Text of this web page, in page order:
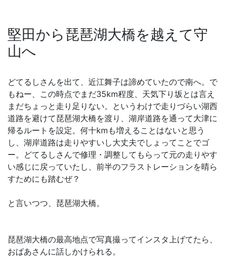
堅田から琵琶湖大橋を越えて守
山へ
どてるしさんを出て、近江舞子は諦めていたので南へ。で
もねー、この時点でまだ35km程度、天気下り坂とは言え
まだちょっと走り足りない。というわけで走りづらい湖西
道路を避けて琵琶湖大橋を渡り、湖岸道路を通って大津に
帰るルートを設定。何十kmも増えることはないと思う
し、湖岸道路は走りやすいし大丈夫でしょってことでゴ
ー。どてるしさんで修理・調整してもらって元の走りやす
い感じに戻っていたし、前半のフラストレーションを晴ら
すためにも踏むぜ？
と言いつつ、琵琶湖大橋。
琵琶湖大橋の最高地点で写真撮ってインスタ上げてたら、
おばあさんに話しかけられる。